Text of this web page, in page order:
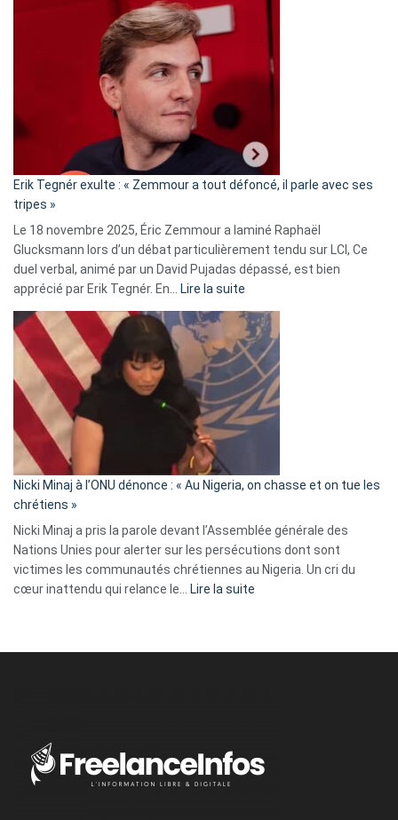
d’alliance
secrète
«
C’est
fake
news
»
Erik Tegnér exulte : « Zemmour a tout défoncé, il parle avec ses
tripes »
Le 18 novembre 2025, Éric Zemmour a laminé Raphaël
Glucksmann lors d’un débat particulièrement tendu sur LCI, Ce
duel verbal, animé par un David Pujadas dépassé, est bien
apprécié par Erik Tegnér. En… Lire la suite
Tegnér
exulte
« Zemmour
a
tout
parle
ses
tripes »
Nicki Minaj à l’ONU dénonce : « Au Nigeria, on chasse et on tue les
chrétiens »
Nicki Minaj a pris la parole devant l’Assemblée générale des
Nations Unies pour alerter sur les persécutions dont sont
victimes les communautés chrétiennes au Nigeria. Un cri du
cœur inattendu qui relance le… Lire la suite
Nigeria,